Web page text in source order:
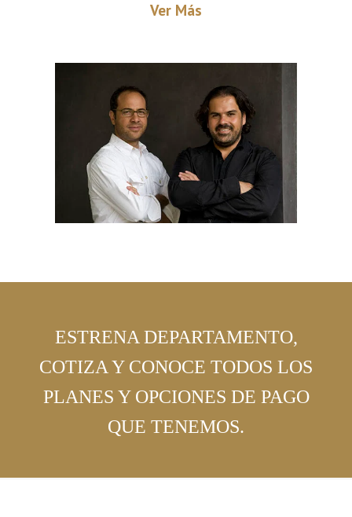
Ver Más
ESTRENA DEPARTAMENTO,
COTIZA Y CONOCE TODOS LOS
PLANES Y OPCIONES DE PAGO
QUE TENEMOS.